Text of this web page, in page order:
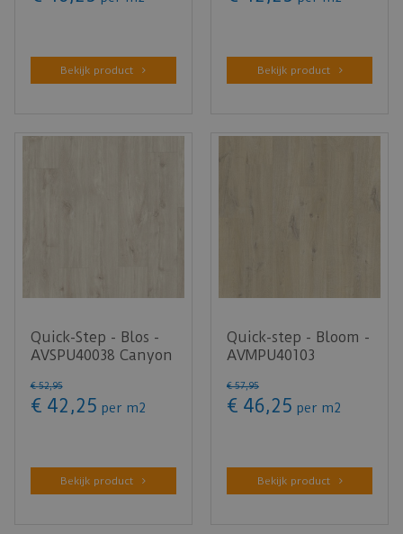
Bekijk product Bekijk product
Quick-Step - Blos -
AVSPU40038 Canyon
€ 52,95
€ 42 ,25 per m2
Bekijk product
Quick-step - Bloom -
AVMPU40103
(Klik PVC)
€ 57,95
€ 46,25 per m2
Bekijk product